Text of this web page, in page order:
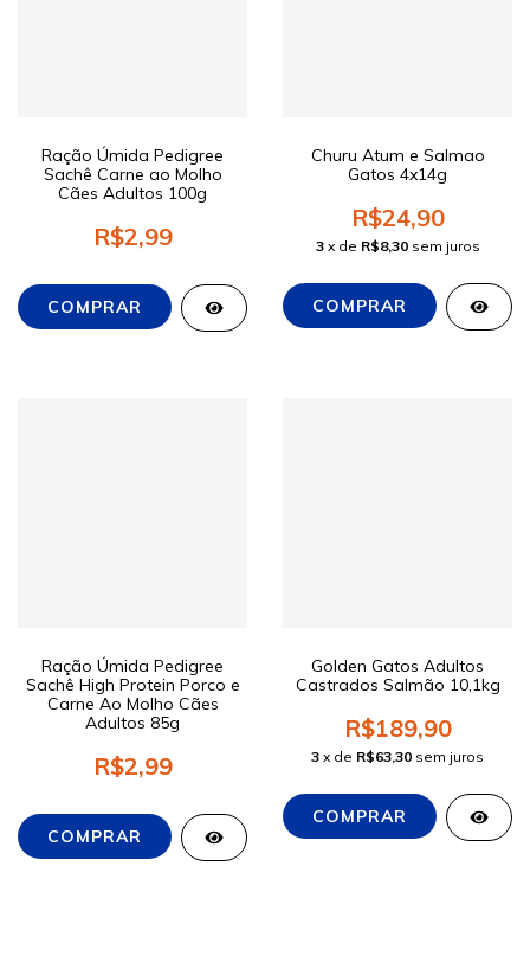
Ração Úmida Pedigree
Sachê Carne ao Molho
Cães Adultos 100g
R$2,99
Churu Atum e Salmao
Gatos 4x14g
R$24,90
3 x de R$8,30 sem juros
Ração Úmida Pedigree
Sachê High Protein Porco e
Carne Ao Molho Cães
Adultos 85g
R$2,99
Golden Gatos Adultos
Castrados Salmão 10,1kg
R$189,90
3 x de R$63,30 sem juros